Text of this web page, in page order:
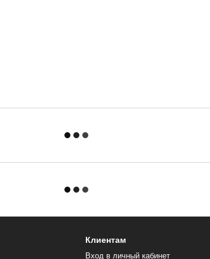
Клиентам
Вход в личный кабинет